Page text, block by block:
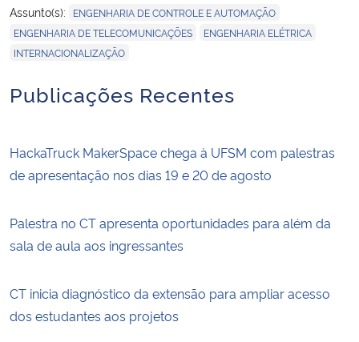
Assunto(s): ENGENHARIA DE CONTROLE E AUTOMAÇÃO
ENGENHARIA DE TELECOMUNICAÇÕES ENGENHARIA ELÉTRICA
INTERNACIONALIZAÇÃO
Publicações Recentes
HackaTruck MakerSpace chega à UFSM com palestras
de apresentação nos dias 19 e 20 de agosto
Palestra no CT apresenta oportunidades para além da
sala de aula aos ingressantes
CT inicia diagnóstico da extensão para ampliar acesso
dos estudantes aos projetos